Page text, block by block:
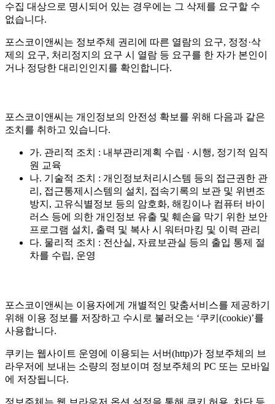
수집 대상으로 명시되어 있는 경우에는 그 삭제를 요구할 수
없습니다.
포스코이앤씨는 정보주체 권리에 따른 열람의 요구, 정정·삭
제의 요구, 처리정지의 요구 시 열람 등 요구를 한 자가 본인이
거나 정당한 대리인인지를 확인합니다.
포스코이앤씨는 개인정보의 안전성 확보를 위해 다음과 같은
조치를 취하고 있습니다.
가. 관리적 조치 : 내부관리계획 수립 · 시행, 정기적 임직
원 교육
나. 기술적 조치 : 개인정보처리시스템 등의 접근권한 관
리, 접근통제시스템의 설치, 접속기록의 보관 및 위변조
방지, 고유식별정보 등의 암호화, 해킹이나 컴퓨터 바이
러스 등에 의한 개인정보 유출 및 훼손을 막기 위한 보안
프로그램 설치, 출력 및 복사 시 워터마킹 및 이력 관리
다. 물리적 조치 : 전산실, 자료보관실 등의 출입 통제 절
차를 수립, 운영
포스코이앤씨는 이용자에게 개별적인 맞춤서비스를 제공하기
위해 이용 정보를 저장하고 수시로 불러오는 ‘쿠키(cookie)’를
사용합니다.
쿠키는 웹사이트 운영에 이용되는 서버(http)가 정보주체의 브
라우저에 보내는 소량의 정보이며 정보주체의 PC 또는 모바일
에 저장됩니다.
정보주체는 웹 브라우저 옵션 설정을 통해 쿠키 허용, 차단 등